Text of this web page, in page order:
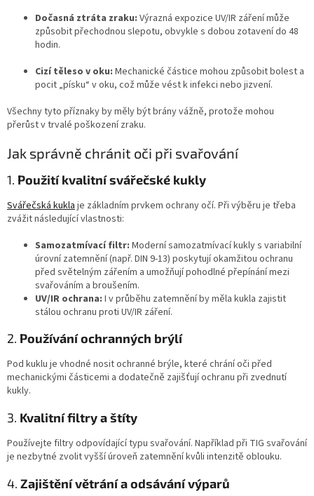
Dočasná ztráta zraku: Výrazná expozice UV/IR záření může
způsobit přechodnou slepotu, obvykle s dobou zotavení do 48
hodin.
Cizí těleso v oku: Mechanické částice mohou způsobit bolest a
pocit „písku“ v oku, což může vést k infekci nebo jizvení.
Všechny tyto příznaky by měly být brány vážně, protože mohou
přerůst v trvalé poškození zraku.
Jak správně chránit oči při svařování
1. Použití kvalitní svářečské kukly
Svářečská kuklaje základním prvkem ochrany očí. Při výběru je třeba
zvážit následující vlastnosti:
Samozatmívací filtr: Moderní samozatmívací kukly s variabilní
úrovní zatemnění (např. DIN 9-13) poskytují okamžitou ochranu
před světelným zářením a umožňují pohodlné přepínání mezi
svařováním a broušením.
UV/IR ochrana: I v průběhu zatemnění by měla kukla zajistit
stálou ochranu proti UV/IR záření.
2. Používání ochranných brýlí
Pod kuklu je vhodné nosit ochranné brýle, které chrání oči před
mechanickými částicemi a dodatečně zajišťují ochranu při zvednutí
kukly.
3. Kvalitní filtry a štíty
Používejte filtry odpovídající typu svařování. Například při TIG svařování
je nezbytné zvolit vyšší úroveň zatemnění kvůli intenzitě oblouku.
4. Zajištění větrání a odsávání výparů